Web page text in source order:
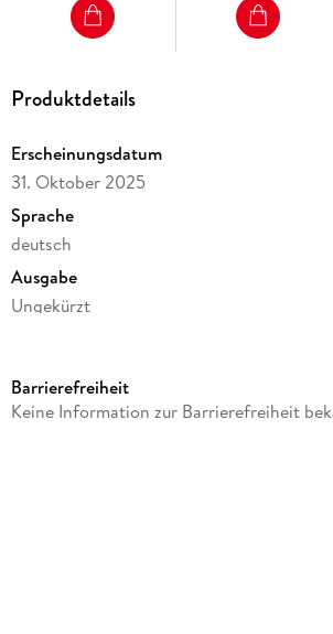
Produktdetails
Erscheinungsdatum
31. Oktober 2025
Sprache
deutsch
Ausgabe
Ungekürzt
Laufzeit
Barrierefreiheit
Keine Information zur Barrierefreiheit